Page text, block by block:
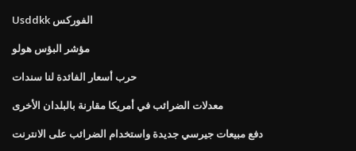
Usddkk الفوركس
مؤشر البؤس هولو
حرب أسعار الفائدة لنا سندات
معدلات الضرائب في أمريكا مقارنة بالبلدان الأخرى
دفع مبيعات جيرسي جديدة واستخدام الضرائب على الانترنت